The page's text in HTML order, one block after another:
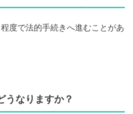
度で法的手続きへ進むことがあ
うなりますか？